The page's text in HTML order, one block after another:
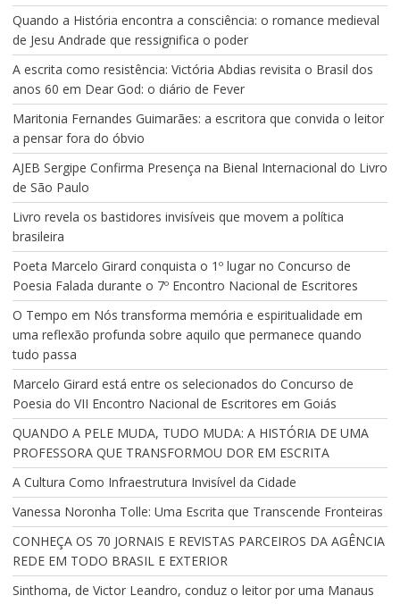
Quando a História encontra a consciência: o romance medieval
de Jesu Andrade que ressignifica o poder
A escrita como resistência: Victória Abdias revisita o Brasil dos
anos 60 em Dear God: o diário de Fever
Maritonia Fernandes Guimarães: a escritora que convida o leitor
a pensar fora do óbvio
AJEB Sergipe Confirma Presença na Bienal Internacional do Livro
de São Paulo
Livro revela os bastidores invisíveis que movem a política
brasileira
Poeta Marcelo Girard conquista o 1º lugar no Concurso de
Poesia Falada durante o 7º Encontro Nacional de Escritores
O Tempo em Nós transforma memória e espiritualidade em
uma reflexão profunda sobre aquilo que permanece quando
tudo passa
Marcelo Girard está entre os selecionados do Concurso de
Poesia do VII Encontro Nacional de Escritores em Goiás
QUANDO A PELE MUDA, TUDO MUDA: A HISTÓRIA DE UMA
PROFESSORA QUE TRANSFORMOU DOR EM ESCRITA
A Cultura Como Infraestrutura Invisível da Cidade
Vanessa Noronha Tolle: Uma Escrita que Transcende Fronteiras
CONHEÇA OS 70 JORNAIS E REVISTAS PARCEIROS DA AGÊNCIA
REDE EM TODO BRASIL E EXTERIOR
Sinthoma, de Victor Leandro, conduz o leitor por uma Manaus